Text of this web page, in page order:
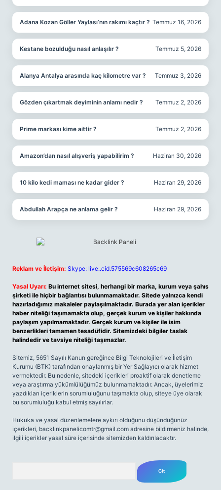
Adana Kozan Göller Yaylası’nın rakımı kaçtır ? Temmuz 16, 2026
Kestane bozulduğu nasıl anlaşılır ? Temmuz 5, 2026
Alanya Antalya arasında kaç kilometre var ? Temmuz 3, 2026
Gözden çıkartmak deyiminin anlamı nedir ? Temmuz 2, 2026
Prime markası kime aittir ? Temmuz 2, 2026
Amazon’dan nasıl alışveriş yapabilirim ? Haziran 30, 2026
10 kilo kedi maması ne kadar gider ? Haziran 29, 2026
Abdullah Arapça ne anlama gelir ? Haziran 29, 2026
Reklam ve İletişim: Skype: live:.cid.575569c608265c69
Yasal Uyarı: Bu internet sitesi, herhangi bir marka, kurum veya şahıs
şirketi ile hiçbir bağlantısı bulunmamaktadır. Sitede yalnızca kendi
hazırladığımız makaleler paylaşılmaktadır. Burada yer alan içerikler
haber niteliği taşımamakta olup, gerçek kurum ve kişiler hakkında
paylaşım yapılmamaktadır. Gerçek kurum ve kişiler ile isim
benzerlikleri tamamen tesadüfidir. Sitemizdeki bilgiler taslak
halindedir ve tavsiye niteliği taşımazlar.
Sitemiz, 5651 Sayılı Kanun gereğince Bilgi Teknolojileri ve İletişim
Kurumu (BTK) tarafından onaylanmış bir Yer Sağlayıcı olarak hizmet
vermektedir. Bu nedenle, sitedeki içerikleri proaktif olarak denetleme
veya araştırma yükümlülüğümüz bulunmamaktadır. Ancak, üyelerimiz
yazdıkları içeriklerin sorumluluğunu taşımakta olup, siteye üye olarak
bu sorumluluğu kabul etmiş sayılırlar.
Hukuka ve yasal düzenlemelere aykırı olduğunu düşündüğünüz
içerikleri, backlinkpanelicomtr@gmail.com adresine bildirmeniz halinde,
ilgili içerikler yasal süre içerisinde sitemizden kaldırılacaktır.